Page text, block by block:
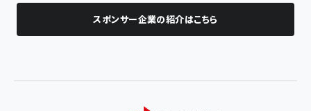
スポンサー企業の紹介はこちら